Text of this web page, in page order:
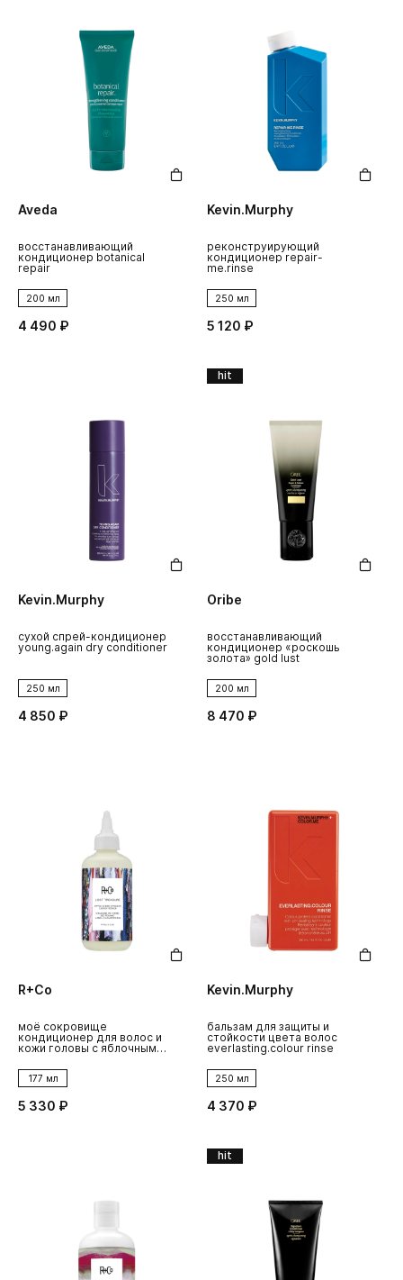
Aveda
восстанавливающий
кондиционер botanical
repair
200 мл
4 490 ₽
Kevin.Murphy
реконструирующий
кондиционер repair-
me.rinse
250 мл
5 120 ₽
Kevin.Murphy
cухой спрей-кондиционер
young.again dry conditioner
250 мл
4 850 ₽
hit
Oribe
восстанавливающий
кондиционер «роскошь
золота» gold lust
200 мл
8 470 ₽
R+Co
моё сокровище
кондиционер для волос и
кожи головы с яблочным
177 мл
5 330 ₽
Kevin.Murphy
бальзам для защиты и
стойкости цвета волос
everlasting.colour rinse
250 мл
4 370 ₽
hit